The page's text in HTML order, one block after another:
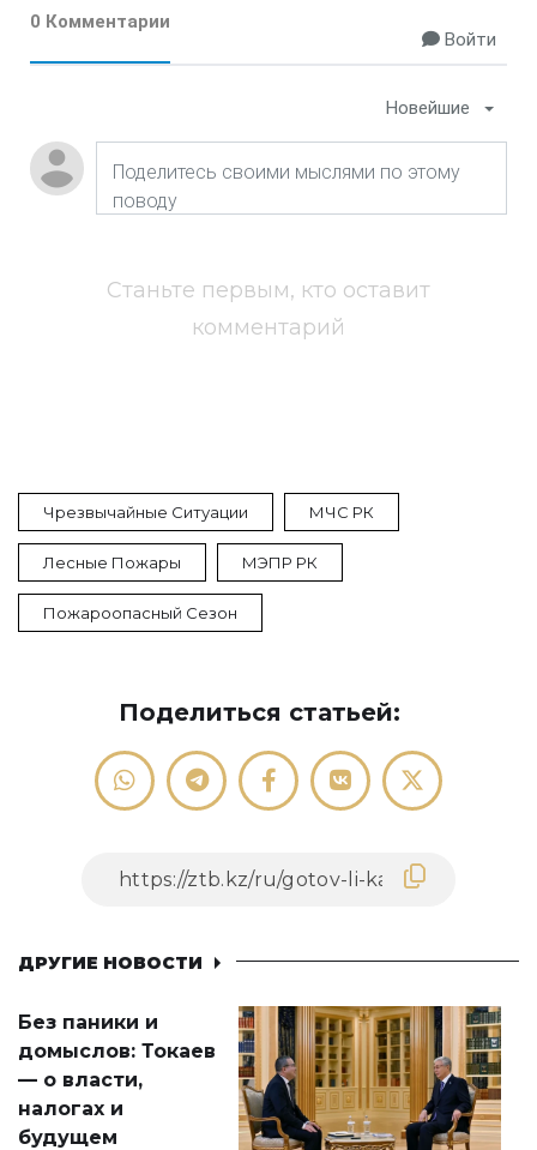
0 Комментарии
Войти
Новейшие
Станьте первым, кто оставит
комментарий
Чрезвычайные Ситуации МЧС РК
Лесные Пожары МЭПР РК
Пожароопасный Сезон
Поделиться статьей:
ДРУГИЕ НОВОСТИ
Без паники и
домыслов: Токаев
— о власти,
налогах и
будущем